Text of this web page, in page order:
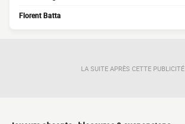
Florent Batta
LA SUITE APRÈS CETTE PUBLICITÉ